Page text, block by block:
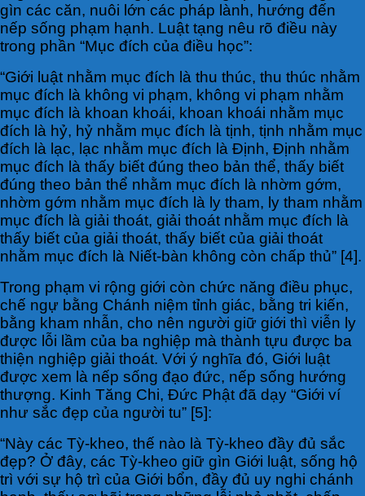
gìn các căn, nuôi lớn các pháp lành, hướng đến
nếp sống phạm hạnh. Luật tạng nêu rõ điều này
trong phần “Mục đích của điều học”:
“Giới luật nhằm mục đích là thu thúc, thu thúc nhằm
mục đích là không vi phạm, không vi phạm nhằm
mục đích là khoan khoái, khoan khoái nhằm mục
đích là hỷ, hỷ nhằm mục đích là tịnh, tịnh nhằm mục
đích là lạc, lạc nhằm mục đích là Định, Định nhằm
mục đích là thấy biết đúng theo bản thể, thấy biết
đúng theo bản thể nhằm mục đích là nhờm gớm,
nhờm gớm nhằm mục đích là ly tham, ly tham nhằm
mục đích là giải thoát, giải thoát nhằm mục đích là
thấy biết của giải thoát, thấy biết của giải thoát
nhằm mục đích là Niết-bàn không còn chấp thủ” [4].
Trong phạm vi rộng giới còn chức năng điều phục,
chế ngự bằng Chánh niệm tỉnh giác, bằng tri kiến,
bằng kham nhẫn, cho nên người giữ giới thì viễn ly
được lỗi lầm của ba nghiệp mà thành tựu được ba
thiện nghiệp giải thoát. Với ý nghĩa đó, Giới luật
được xem là nếp sống đạo đức, nếp sống hướng
thượng. Kinh Tăng Chi, Đức Phật đã dạy “Giới ví
như sắc đẹp của người tu” [5]:
“Này các Tỳ-kheo, thế nào là Tỳ-kheo đầy đủ sắc
đẹp? Ở đây, các Tỳ-kheo giữ gìn Giới luật, sống hộ
trì với sự hộ trì của Giới bổn, đầy đủ uy nghi chánh